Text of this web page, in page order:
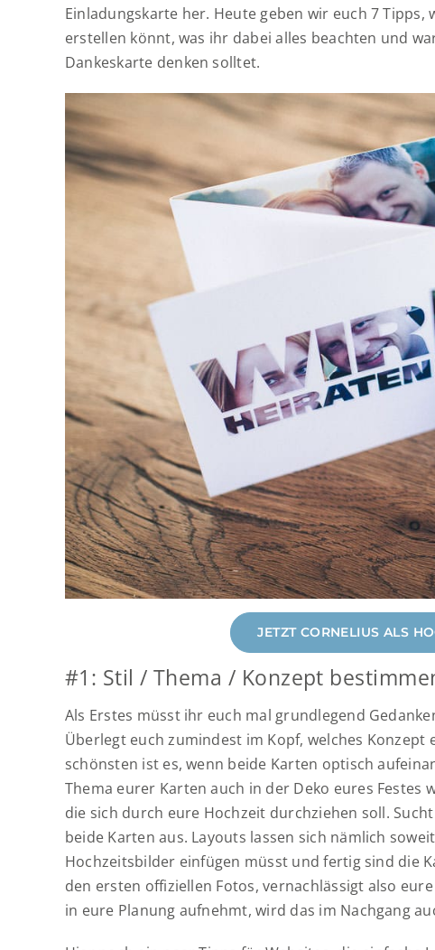
Einladungskarte her. Heute geben wir euch 7
erstellen könnt, was ihr dabei alles beachten und
Dankeskarte denken solltet.
JETZT CORNELIUS ALS
#1: Stil / Thema / Konzept
Als Erstes müsst ihr euch mal grundlegend
Überlegt euch zumindest im Kopf, welches Konzept
schönsten ist es, wenn beide Karten optisch
Thema eurer Karten auch in der Deko eures Festes
die sich durch eure Hochzeit durchziehen soll.
beide Karten aus. Layouts lassen sich nämlich
Hochzeitsbilder einfügen müsst und fertig sind die
den ersten offiziellen Fotos, vernachlässigt also
in eure Planung aufnehmt, wird das im Nachgang